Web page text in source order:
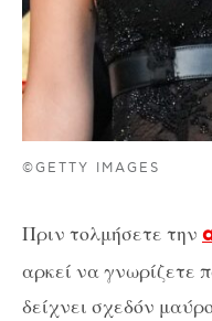
©GETTY IMAGES
Πριν τολμήσετε την
αρκεί να γνωρίζετε
δείχνει σχεδόν